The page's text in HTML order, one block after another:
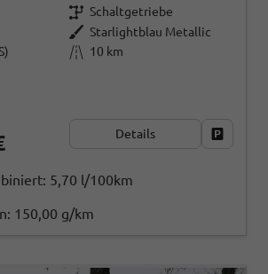
Schaltgetriebe
Starlightblau Metallic
10 km
Details
5,70 l/100km
150,00 g/km